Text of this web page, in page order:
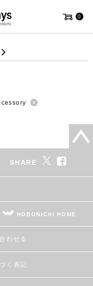
0
SHARE
HOBONICHI HOME
わせる
く表記